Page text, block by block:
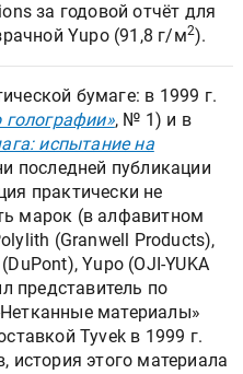
за годовой отчёт для
Yupo (91,8 г/м2).
бумаге: в 1999 г.
голографии», № 1) и в
испытание на
последней публикации
практически не
марок (в алфавитном
(Granwell Products),
Yupo (OJI-YUKA
представитель по
материалы»
Tyvek в 1999 г.
история этого материала